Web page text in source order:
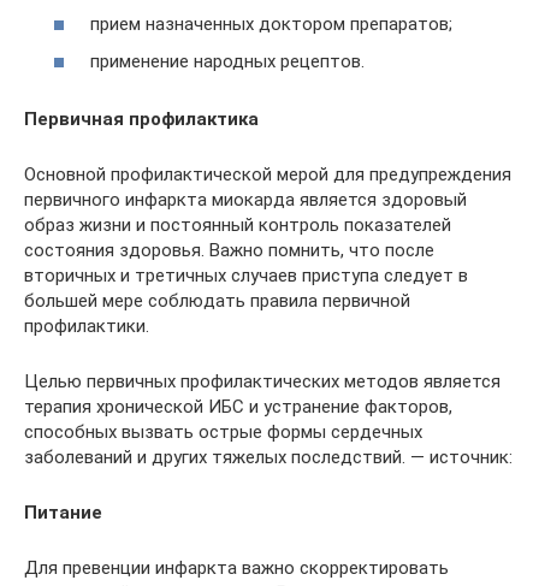
прием назначенных доктором препаратов;
применение народных рецептов.
Первичная профилактика
Основной профилактической мерой для предупреждения
первичного инфаркта миокарда является здоровый
образ жизни и постоянный контроль показателей
состояния здоровья. Важно помнить, что после
вторичных и третичных случаев приступа следует в
большей мере соблюдать правила первичной
профилактики.
Целью первичных профилактических методов является
терапия хронической ИБС и устранение факторов,
способных вызвать острые формы сердечных
заболеваний и других тяжелых последствий. — источник:
Питание
Для превенции инфаркта важно скорректировать